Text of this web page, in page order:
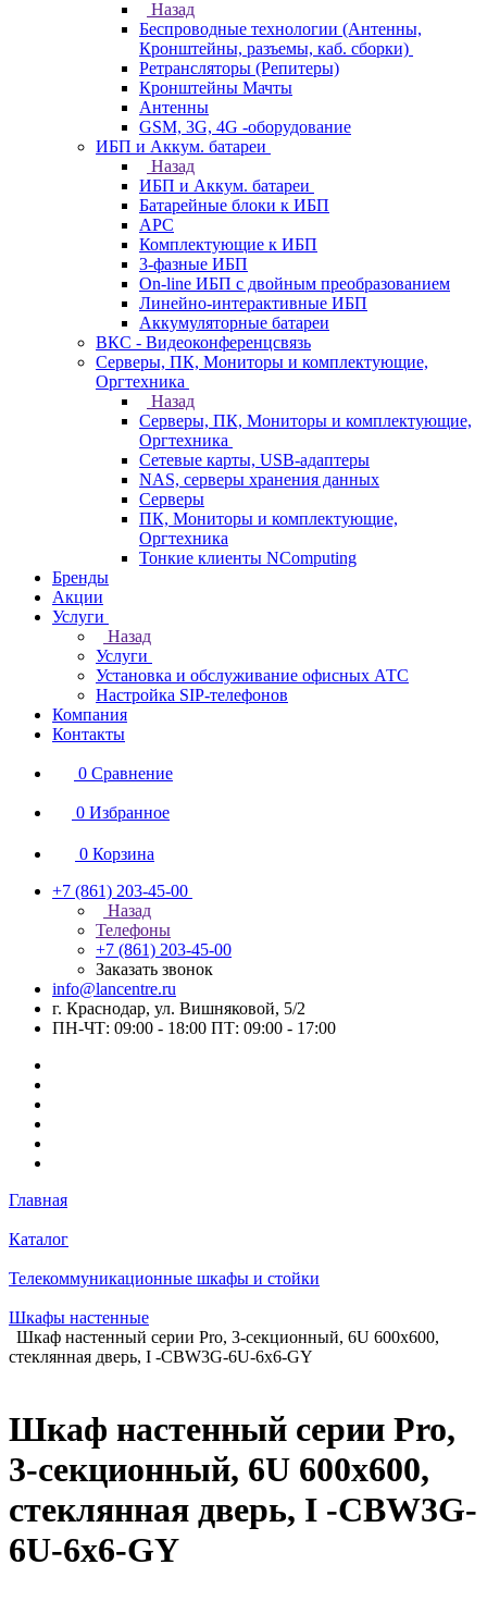
Назад
Беспроводные технологии (Антенны,
Кронштейны, разъемы, каб. сборки)
Ретрансляторы (Репитеры)
Кронштейны Мачты
Антенны
GSM, 3G, 4G -оборудование
ИБП и Аккум. батареи
Назад
ИБП и Аккум. батареи
Батарейные блоки к ИБП
APC
Комплектующие к ИБП
3-фазные ИБП
On-line ИБП с двойным преобразованием
Линейно-интерактивные ИБП
Аккумуляторные батареи
ВКС - Видеоконференцсвязь
Серверы, ПК, Мониторы и комплектующие,
Оргтехника
Назад
Серверы, ПК, Мониторы и комплектующие,
Оргтехника
Сетевые карты, USB-адаптеры
NAS, серверы хранения данных
Серверы
ПК, Мониторы и комплектующие,
Оргтехника
Тонкие клиенты NComputing
Бренды
Акции
Услуги
Назад
Услуги
Установка и обслуживание офисных АТС
Настройка SIP-телефонов
Компания
Контакты
0 Сравнение
0 Избранное
0 Корзина
+7 (861) 203-45-00
Назад
Телефоны
+7 (861) 203-45-00
Заказать звонок
info@lancentre.ru
г. Краснодар, ул. Вишняковой, 5/2
ПН-ЧТ: 09:00 - 18:00 ПТ: 09:00 - 17:00
Главная
Каталог
Телекоммуникационные шкафы и стойки
Шкафы настенные
Шкаф настенный серии Pro, 3-секционный, 6U 600x600,
стеклянная дверь, I -CBW3G-6U-6x6-GY
Шкаф настенный серии Pro,
3-секционный, 6U 600x600,
стеклянная дверь, I -CBW3G-
6U-6x6-GY